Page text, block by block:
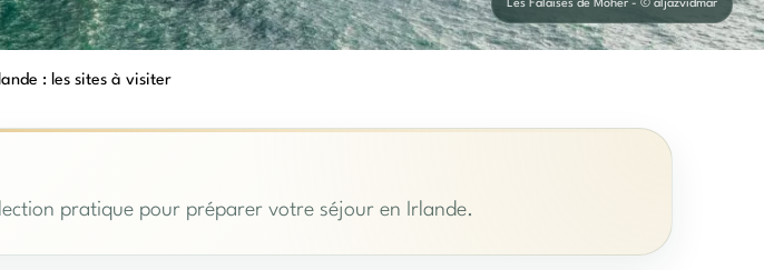
Les Falaises de Moher - © aljazvidmar
: les sites à visiter
pratique pour préparer votre séjour en Irlande.